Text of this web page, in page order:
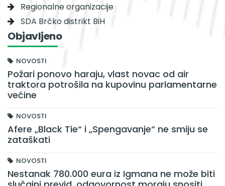
Regionalne organizacije
SDA Brčko distrikt BiH
Objavljeno
NOVOSTI
Požari ponovo haraju, vlast novac od air
traktora potrošila na kupovinu parlamentarne
većine
NOVOSTI
Afere „Black Tie“ i „Spengavanje“ ne smiju se
zataškati
NOVOSTI
Nestanak 780.000 eura iz Igmana ne može biti